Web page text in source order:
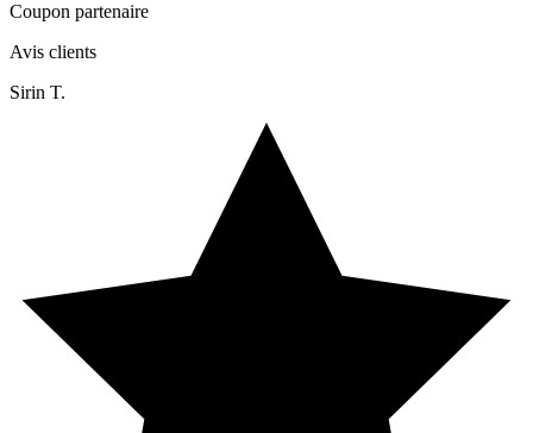
Coupon partenaire
Avis clients
Sirin T.